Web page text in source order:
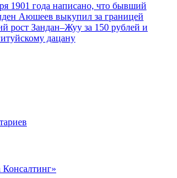
1901 года написано, что бывший
Аюшеев выкупил за границей
рост Зандан–Жуу за 150 рублей и
дацану